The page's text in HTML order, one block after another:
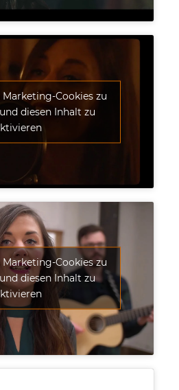
Cookies zu
diesen Inhalt zu
Cookies zu
diesen Inhalt zu